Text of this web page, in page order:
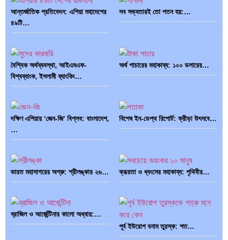
আন্তর্জাতিক প্রতিবেদন: এশিয়া মহাদেশের
৪৯টি…
সব সভ্যতারই তো পতন হয়:…
বৈশ্বিক অর্থব্যবস্থা, আইএমএফ-
বিশ্বব্যাংক, ইসলামী ব্যাংকিং…
অর্থ পাচারের মহাকাব্য: ১০০ ডলারের…
দক্ষিণ এশিয়ায় ‘জেন-জি’ বিপ্লব: বাংলাদেশ,
…
বিশেষ ইন-ডেপ্থ রিপোর্ট: ক্রীড়া উৎসবে…
ভারত মহাসাগরের অশ্রু: শ্রীলঙ্কার ২৬… ক্রূরতা ও ধ্বংসের মহাকাব্য: পৃথিবীর…
ব্রাজিল ও আর্জেন্টিনার কালো অধ্যায়:…
পূর্ব ইউরোপ বনাম তুরস্ক: শত…